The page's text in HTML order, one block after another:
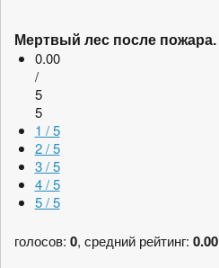
Мертвый лес после пожара.
0.00
/
5
5
1 / 5
2 / 5
3 / 5
4 / 5
5 / 5
голосов: 0, средний рейтинг: 0.00